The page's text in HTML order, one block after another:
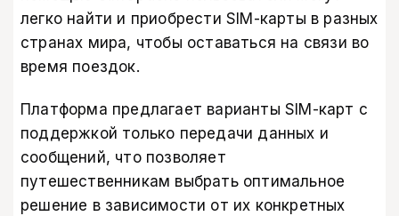
легко найти и приобрести SIM-карты в разных
странах мира, чтобы оставаться на связи во
время поездок.
Платформа предлагает варианты SIM-карт с
поддержкой только передачи данных и
сообщений, что позволяет
путешественникам выбрать оптимальное
решение в зависимости от их конкретных